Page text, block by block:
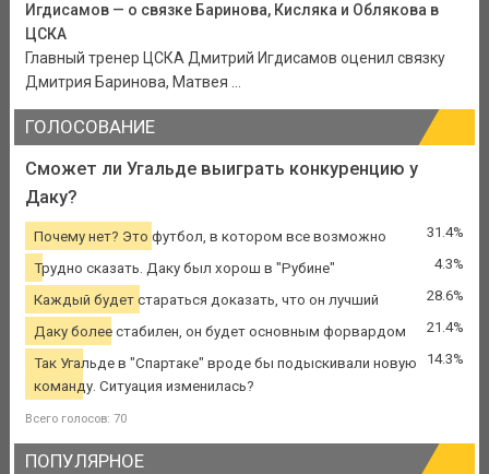
Игдисамов — о связке Баринова, Кисляка и Облякова в
ЦСКА
Главный тренер ЦСКА Дмитрий Игдисамов оценил связку
Дмитрия Баринова, Матвея ...
ГОЛОСОВАНИЕ
Сможет ли Угальде выиграть конкуренцию у
Даку?
Почему нет? Это футбол, в котором все возможно 31.4%
Трудно сказать. Даку был хорош в "Рубине" 4.3%
Каждый будет стараться доказать, что он лучший 28.6%
Даку более стабилен, он будет основным форвардом 21.4%
Так Угальде в "Спартаке" вроде бы подыскивали новую
команду. Ситуация изменилась?
14.3%
Всего голосов: 70
ПОПУЛЯРНОЕ